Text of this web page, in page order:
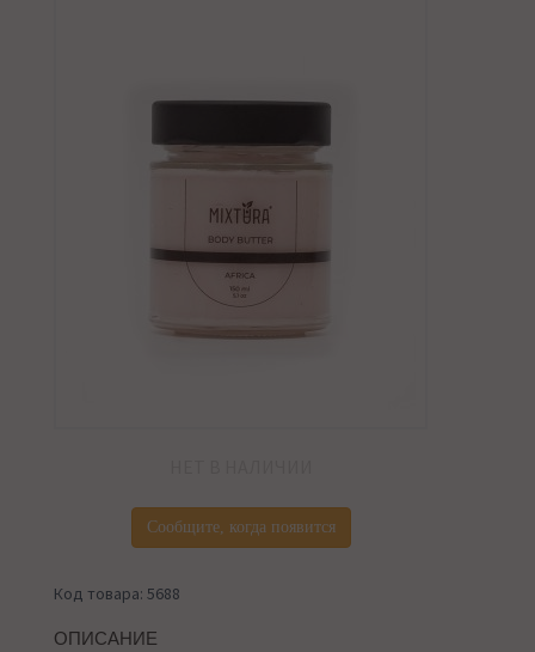
Сообщите, когда появится
Код товара: 5688
ОПИСАНИЕ